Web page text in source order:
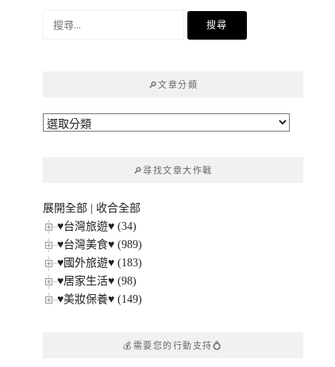
🔎文章分類
🔎
🔎尋找文章大作戰
展開全部
收合全部
♥台灣旅遊♥ (34)
♥台灣美食♥ (989)
♥國外旅遊♥ (183)
♥居家生活♥ (98)
♥美妝保養♥ (149)
💰需要您的行動支持💍